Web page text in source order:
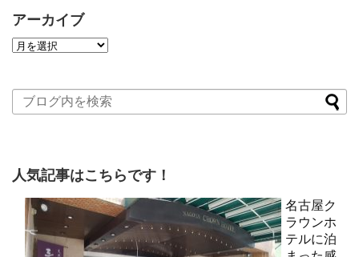
アーカイブ
人気記事はこちらです！
名古屋ク
ラウンホ
テルに泊